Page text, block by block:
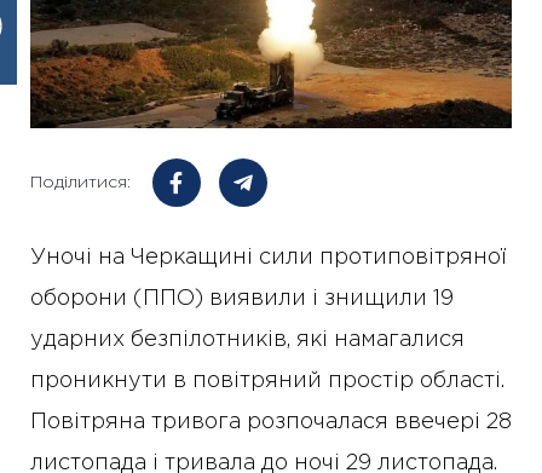
Поділитися:
Уночі на Черкащині сили протиповітряної
оборони (ППО) виявили і знищили 19
ударних безпілотників, які намагалися
проникнути в повітряний простір області.
Повітряна тривога розпочалася ввечері 28
листопада і тривала до ночі 29 листопада.